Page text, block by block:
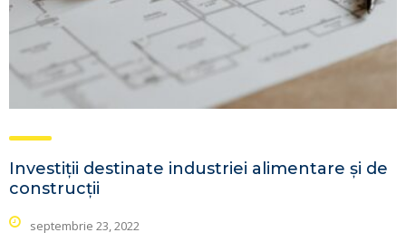
Investiții destinate industriei alimentare și de
construcții
septembrie 23, 2022